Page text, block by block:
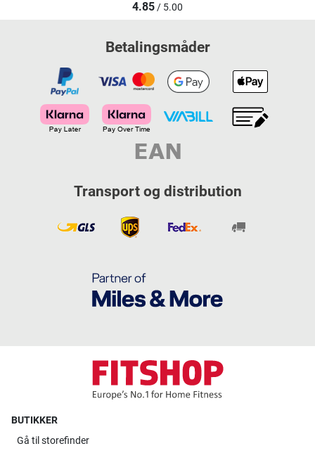
4.85/ 5.00
Betalingsmåder
Transport og distribution
BUTIKKER
Gå til storefinder